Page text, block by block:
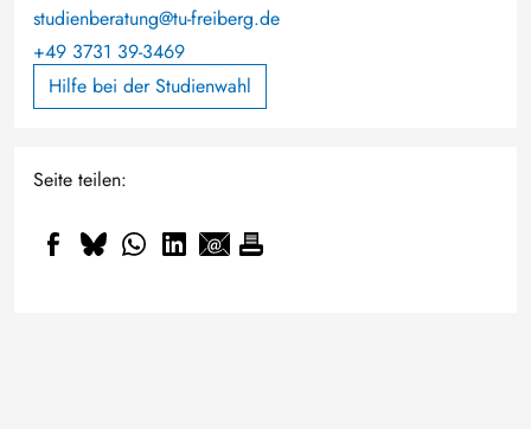
studienberatung@tu-freiberg.de
+49 3731 39-3469
Hilfe bei der Studienwahl
Seite teilen: